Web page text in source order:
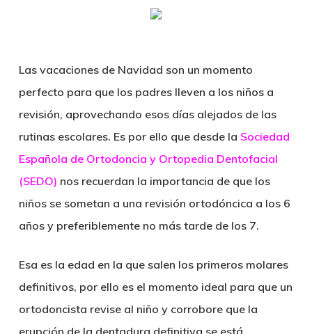
content
Las vacaciones de Navidad son un momento
perfecto para que los padres lleven a los niños a
revisión, aprovechando esos días alejados de las
rutinas escolares. Es por ello que desde la Sociedad
Española de Ortodoncia y Ortopedia Dentofacial
(SEDO) nos recuerdan la importancia de que los
niños se sometan a una revisión ortodóncica a los 6
años y preferiblemente no más tarde de los 7.
Esa es la edad en la que salen los primeros molares
definitivos, por ello es el momento ideal para que un
ortodoncista revise al niño y corrobore que la
erupción de la dentadura definitiva se está